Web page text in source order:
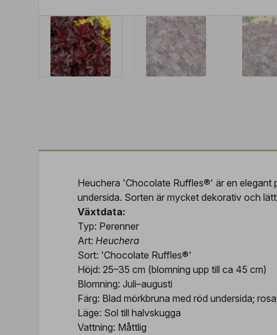
Heuchera 'Chocolate Ruffles®' är en elegant
undersida. Sorten är mycket dekorativ och
Växtdata:
Typ: Perenner
Art: Heuchera
Sort: 'Chocolate Ruffles®'
Höjd: 25–35 cm (blomning upp till ca 45 cm)
Blomning: Juli–augusti
Färg: Blad mörkbruna med röd undersida;
Läge: Sol till halvskugga
Vattning: Måttlig